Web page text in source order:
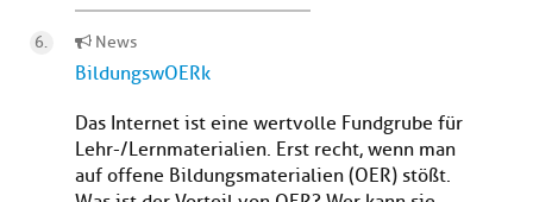
News
BildungswOERk
Das Internet ist eine wertvolle Fundgrube für
Lehr-/Lernmaterialien. Erst recht, wenn man
auf offene Bildungsmaterialien (OER) stößt.